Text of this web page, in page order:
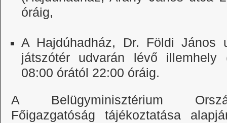
óráig,
A Hajdúhadház, Dr. Földi János
játszótér udvarán lévő illemhely
08:00 órától 22:00 óráig.
A Belügyminisztérium
Főigazgatóság tájékoztatása